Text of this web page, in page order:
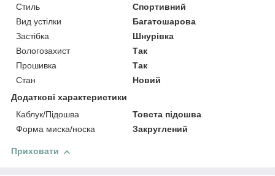
Стиль
Спортивний
Вид устілки
Багатошарова
Застібка
Шнурівка
Вологозахист
Так
Прошивка
Так
Стан
Новий
Додаткові характеристики
Каблук/Підошва
Товста підошва
Форма миска/носка
Закруглений
Приховати